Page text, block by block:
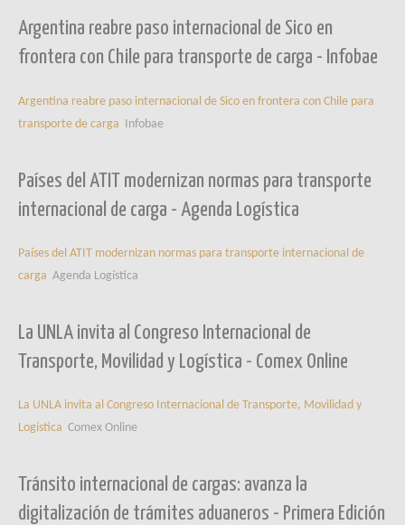
Argentina reabre paso internacional de Sico en
frontera con Chile para transporte de carga - Infobae
Argentina reabre paso internacional de Sico en frontera con Chile para
transporte de carga Infobae
Países del ATIT modernizan normas para transporte
internacional de carga - Agenda Logística
Países del ATIT modernizan normas para transporte internacional de
carga Agenda Logística
La UNLA invita al Congreso Internacional de
Transporte, Movilidad y Logística - Comex Online
La UNLA invita al Congreso Internacional de Transporte, Movilidad y
Logística Comex Online
Tránsito internacional de cargas: avanza la
digitalización de trámites aduaneros - Primera Edición